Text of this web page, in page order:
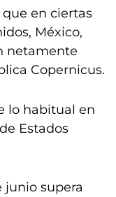
en ciertas
México,
netamente
Copernicus.
lo habitual en
Estados
junio supera